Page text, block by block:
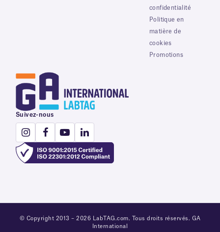
confidentialité
Politique en
matière de
cookies
Promotions
Suivez-nous
© Copyright 2013 – 2026 LabTAG.com. Tous droits réservés. GA
International